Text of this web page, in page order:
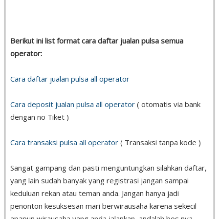
Berikut ini list format cara daftar jualan pulsa semua
operator:
Cara daftar jualan pulsa all operator
Cara deposit jualan pulsa all operator ( otomatis via bank
dengan no Tiket )
Cara transaksi pulsa all operator ( Transaksi tanpa kode )
Sangat gampang dan pasti menguntungkan silahkan daftar,
yang lain sudah banyak yang registrasi jangan sampai
keduluan rekan atau teman anda. Jangan hanya jadi
penonton kesuksesan mari berwirausaha karena sekecil